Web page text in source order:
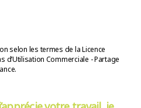
selon les termes de la Licence
d’Utilisation Commerciale - Partage